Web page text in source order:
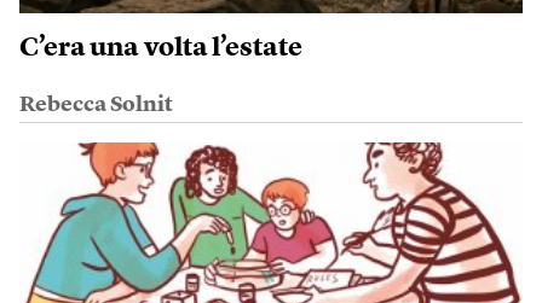
C’era una volta l’estate
Rebecca Solnit